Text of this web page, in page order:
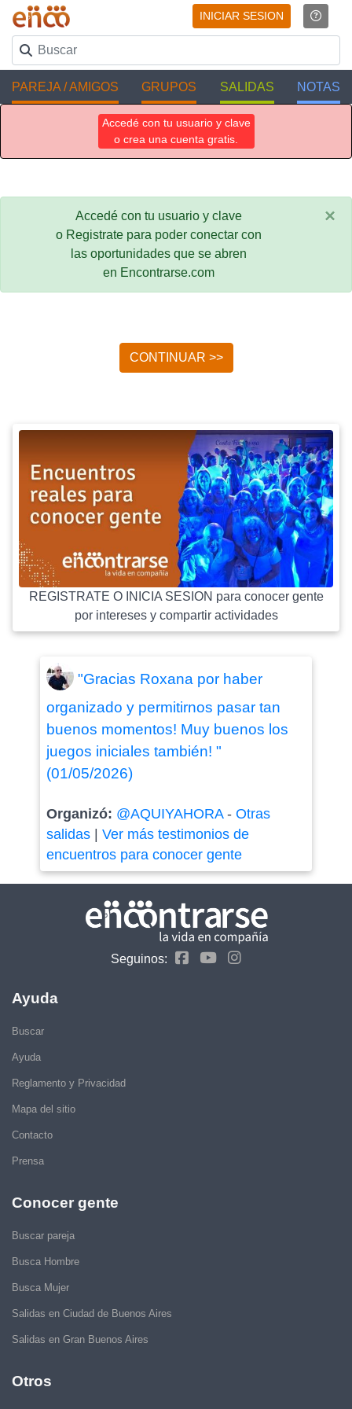
INICIAR SESION
PAREJA / AMIGOS GRUPOS SALIDAS NOTAS
Accedé con tu usuario y clave
o crea una cuenta gratis.
Accedé con tu usuario y clave
o Registrate para poder conectar con
las oportunidades que se abren
en Encontrarse.com
×
CONTINUAR >>
REGISTRATE O INICIA SESION para conocer gente
por intereses y compartir actividades
"Gracias Roxana por haber
organizado y permitirnos pasar tan
buenos momentos! Muy buenos los
juegos iniciales también! "
(01/05/2026)
Organizó: @AQUIYAHORA- Otras
salidas| Ver más testimonios de
encuentros para conocer gente
Seguinos:
Ayuda
Buscar
Ayuda
Reglamento y Privacidad
Mapa del sitio
Contacto
Prensa
Conocer gente
Buscar pareja
Busca Hombre
Busca Mujer
Salidas en Ciudad de Buenos Aires
Salidas en Gran Buenos Aires
Otros